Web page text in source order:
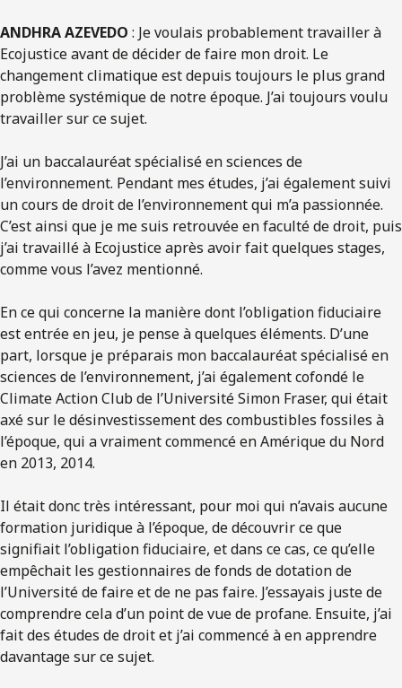
ANDHRA AZEVEDO : Je voulais probablement travailler à
Ecojustice avant de décider de faire mon droit. Le
changement climatique est depuis toujours le plus grand
problème systémique de notre époque. J’ai toujours voulu
travailler sur ce sujet.
J’ai un baccalauréat spécialisé en sciences de
l’environnement. Pendant mes études, j’ai également suivi
un cours de droit de l’environnement qui m’a passionnée.
C’est ainsi que je me suis retrouvée en faculté de droit, puis
j’ai travaillé à Ecojustice après avoir fait quelques stages,
comme vous l’avez mentionné.
En ce qui concerne la manière dont l’obligation fiduciaire
est entrée en jeu, je pense à quelques éléments. D’une
part, lorsque je préparais mon baccalauréat spécialisé en
sciences de l’environnement, j’ai également cofondé le
Climate Action Club de l’Université Simon Fraser, qui était
axé sur le désinvestissement des combustibles fossiles à
l’époque, qui a vraiment commencé en Amérique du Nord
en 2013, 2014.
Il était donc très intéressant, pour moi qui n’avais aucune
formation juridique à l’époque, de découvrir ce que
signifiait l’obligation fiduciaire, et dans ce cas, ce qu’elle
empêchait les gestionnaires de fonds de dotation de
l’Université de faire et de ne pas faire. J’essayais juste de
comprendre cela d’un point de vue de profane. Ensuite, j’ai
fait des études de droit et j’ai commencé à en apprendre
davantage sur ce sujet.